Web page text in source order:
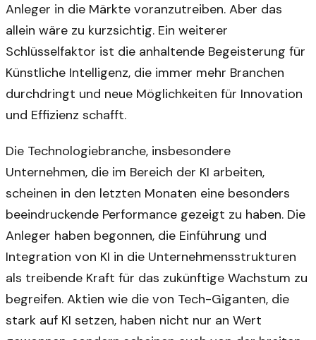
Anleger in die Märkte voranzutreiben. Aber das
allein wäre zu kurzsichtig. Ein weiterer
Schlüsselfaktor ist die anhaltende Begeisterung für
Künstliche Intelligenz, die immer mehr Branchen
durchdringt und neue Möglichkeiten für Innovation
und Effizienz schafft.
Die Technologiebranche, insbesondere
Unternehmen, die im Bereich der KI arbeiten,
scheinen in den letzten Monaten eine besonders
beeindruckende Performance gezeigt zu haben. Die
Anleger haben begonnen, die Einführung und
Integration von KI in die Unternehmensstrukturen
als treibende Kraft für das zukünftige Wachstum zu
begreifen. Aktien wie die von Tech-Giganten, die
stark auf KI setzen, haben nicht nur an Wert